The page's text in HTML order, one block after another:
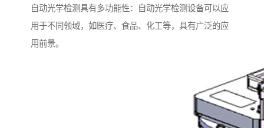
自动光学检测具有多功能性：自动光学检测设备可以应
用于不同领域，如医疗、食品、化工等，具有广泛的应
用前景。